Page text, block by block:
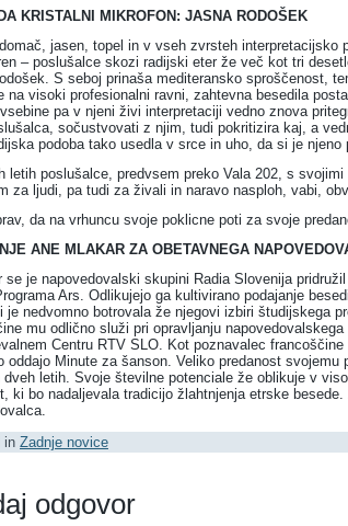
KRISTALNI MIKROFON: JASNA RODOŠEK
jasen, topel in v vseh zvrsteh interpretacijsko
– poslušalce skozi radijski eter že več kot tri
S seboj prinaša mediteransko sproščenost,
na visoki profesionalni ravni, zahtevna besedila
pa v njeni živi interpretaciji vedno znova
sočustvovati z njim, tudi pokritizira kaj, a
podoba tako usedla v srce in uho, da si je
letih poslušalce, predvsem preko Vala 202, s
za ljudi, pa tudi za živali in naravo nasploh, vabi,
da na vrhuncu svoje poklicne poti za svoje
ANE MLAKAR ZA OBETAVNEGA
se je napovedovalski skupini Radia Slovenija
Ars. Odlikujejo ga kultivirano podajanje
je nedvomno botrovala že njegovi izbiri študijskega
mu odlično služi pri opravljanju
Centru RTV SLO. Kot poznavalec
oddajo Minute za šanson. Veliko predanost
dveh letih. Svoje številne potenciale že oblikuje v
ki bo nadaljevala tradicijo žlahtnjenja etrske
in Zadnje novice
odgovor